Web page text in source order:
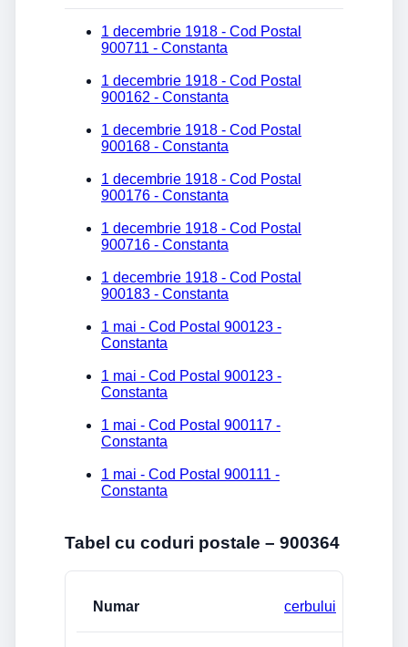
1 decembrie 1918 - Cod Postal
900711 - Constanta
1 decembrie 1918 - Cod Postal
900162 - Constanta
1 decembrie 1918 - Cod Postal
900168 - Constanta
1 decembrie 1918 - Cod Postal
900176 - Constanta
1 decembrie 1918 - Cod Postal
900716 - Constanta
1 decembrie 1918 - Cod Postal
900183 - Constanta
1 mai - Cod Postal 900123 -
Constanta
1 mai - Cod Postal 900123 -
Constanta
1 mai - Cod Postal 900117 -
Constanta
1 mai - Cod Postal 900111 -
Constanta
Tabel cu coduri postale – 900364
cerbului